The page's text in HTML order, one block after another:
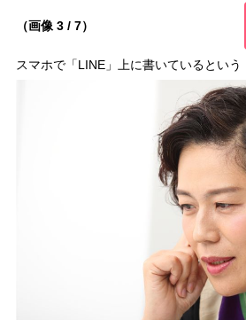
（画像 3 / 7）
スマホで「LINE」上に書いているという